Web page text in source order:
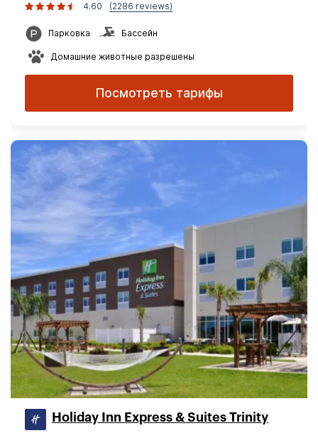
4.60
(2286 reviews)
Парковка Бассейн
Домашние животные разрешены
Посмотреть тарифы
Holiday Inn Express & Suites Trinity